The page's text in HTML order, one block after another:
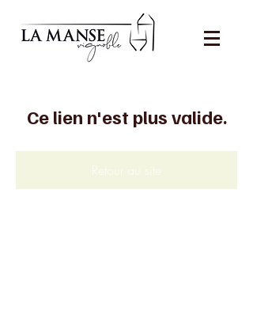
Ce lien n'est plus valide.
Retour au site